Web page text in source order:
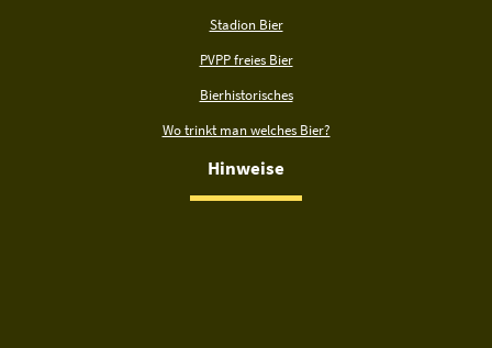
Stadion Bier
PVPP freies Bier
Bierhistorisches
Wo trinkt man welches Bier?
Hinweise